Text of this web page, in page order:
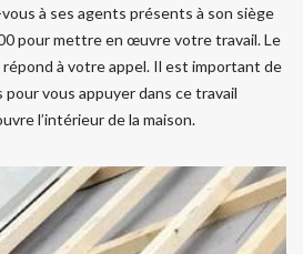
à ses agents présents à son siège
pour mettre en œuvre votre travail. Le
à votre appel. Il est important de
vous appuyer dans ce travail
l’intérieur de la maison.